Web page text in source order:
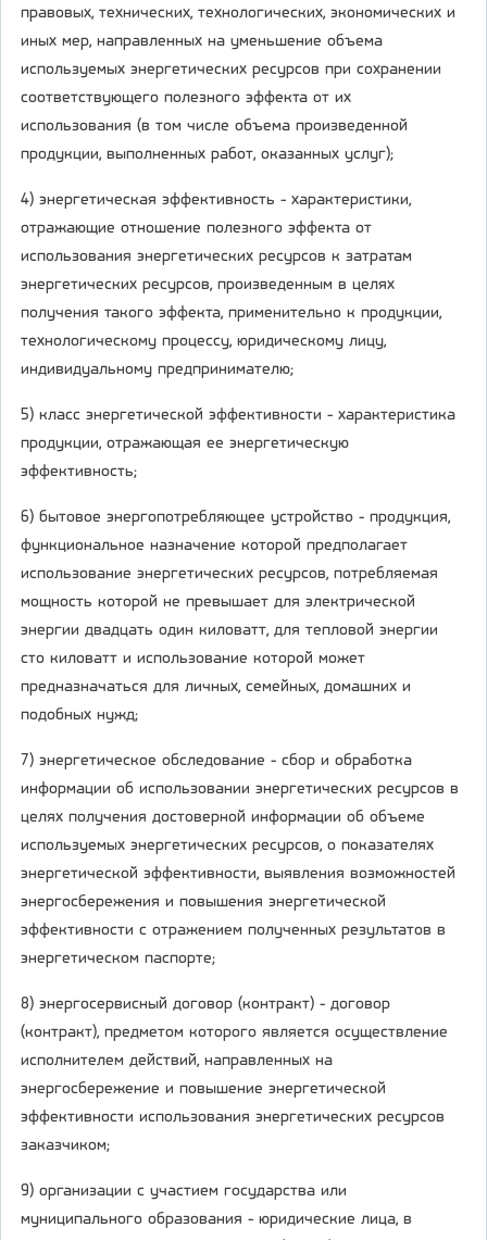
правовых, технических, технологических, экономических и
иных мер, направленных на уменьшение объема
используемых энергетических ресурсов при сохранении
соответствующего полезного эффекта от их
использования (в том числе объема произведенной
продукции, выполненных работ, оказанных услуг);
4) энергетическая эффективность - характеристики,
отражающие отношение полезного эффекта от
использования энергетических ресурсов к затратам
энергетических ресурсов, произведенным в целях
получения такого эффекта, применительно к продукции,
технологическому процессу, юридическому лицу,
индивидуальному предпринимателю;
5) класс энергетической эффективности - характеристика
продукции, отражающая ее энергетическую
эффективность;
6) бытовое энергопотребляющее устройство - продукция,
функциональное назначение которой предполагает
использование энергетических ресурсов, потребляемая
мощность которой не превышает для электрической
энергии двадцать один киловатт, для тепловой энергии
сто киловатт и использование которой может
предназначаться для личных, семейных, домашних и
подобных нужд;
7) энергетическое обследование - сбор и обработка
информации об использовании энергетических ресурсов в
целях получения достоверной информации об объеме
используемых энергетических ресурсов, о показателях
энергетической эффективности, выявления возможностей
энергосбережения и повышения энергетической
эффективности с отражением полученных результатов в
энергетическом паспорте;
8) энергосервисный договор (контракт) - договор
(контракт), предметом которого является осуществление
исполнителем действий, направленных на
энергосбережение и повышение энергетической
эффективности использования энергетических ресурсов
заказчиком;
9) организации с участием государства или
муниципального образования - юридические лица, в